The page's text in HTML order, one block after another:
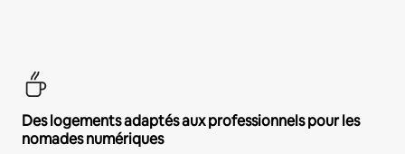
Des logements adaptés aux professionnels pour les
nomades numériques